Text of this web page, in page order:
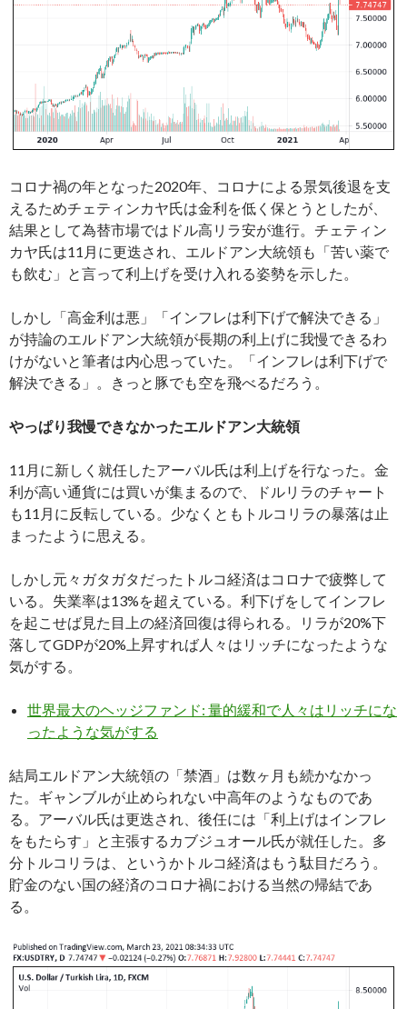
コロナ禍の年となった2020年、コロナによる景気後退を支
えるためチェティンカヤ氏は金利を低く保とうとしたが、
結果として為替市場ではドル高リラ安が進行。チェティン
カヤ氏は11月に更迭され、エルドアン大統領も「苦い薬で
も飲む」と言って利上げを受け入れる姿勢を示した。
しかし「高金利は悪」「インフレは利下げで解決できる」
が持論のエルドアン大統領が長期の利上げに我慢できるわ
けがないと筆者は内心思っていた。「インフレは利下げで
解決できる」。きっと豚でも空を飛べるだろう。
やっぱり我慢できなかったエルドアン大統領
11月に新しく就任したアーバル氏は利上げを行なった。金
利が高い通貨には買いが集まるので、ドルリラのチャート
も11月に反転している。少なくともトルコリラの暴落は止
まったように思える。
しかし元々ガタガタだったトルコ経済はコロナで疲弊して
いる。失業率は13%を超えている。利下げをしてインフレ
を起こせば見た目上の経済回復は得られる。リラが20%下
落してGDPが20%上昇すれば人々はリッチになったような
気がする。
世界最大のヘッジファンド: 量的緩和で人々はリッチにな
ったような気がする
結局エルドアン大統領の「禁酒」は数ヶ月も続かなかっ
た。ギャンブルが止められない中高年のようなものであ
る。アーバル氏は更迭され、後任には「利上げはインフレ
をもたらす」と主張するカブジュオール氏が就任した。多
分トルコリラは、というかトルコ経済はもう駄目だろう。
貯金のない国の経済のコロナ禍における当然の帰結であ
る。